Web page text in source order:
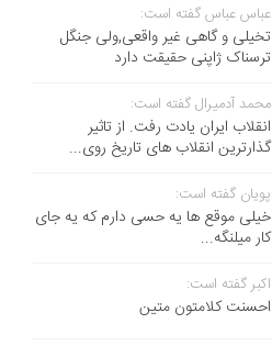
عباس عباس گفته است:
تخیلی و گاهی غیر واقعی,ولی جنگل
ترسناک ژاپنی حقیقت دارد
محمد آدمیرال گفته است:
انقلاب ایران یادت رفت. از تاثیر
گذارترین انقلاب های تاریخ روی...
پویان گفته است:
خیلی موقع ها یه حسی دارم که یه جای
کار میلنگه...
اکبر گفته است:
احسنت ‌کلامتون متین